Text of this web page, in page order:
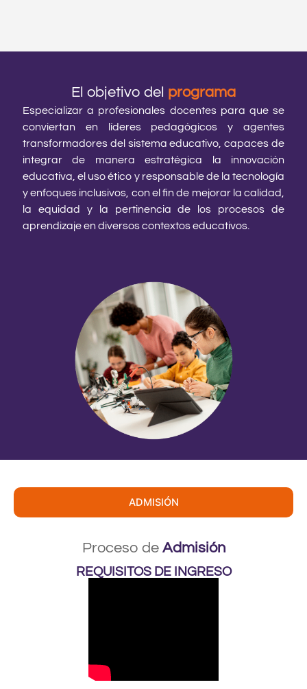
El objetivo del programa
Especializar a profesionales docentes para que se
conviertan en líderes pedagógicos y agentes
transformadores del sistema educativo, capaces de
integrar de manera estratégica la innovación
educativa, el uso ético y responsable de la tecnología
y enfoques inclusivos, con el fin de mejorar la calidad,
la equidad y la pertinencia de los procesos de
aprendizaje en diversos contextos educativos.
ADMISIÓN
Proceso de Admisión
REQUISITOS DE INGRESO